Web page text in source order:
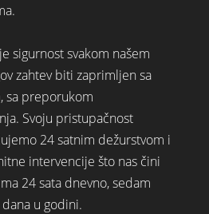
sigurnost svakom našem
zahtev biti zaprimljen sa
sa preporukom
Svoju pristupačnost
24 satnim dežurstvom i
intervencije što nas čini
24 sata dnevno, sedam
u godini.